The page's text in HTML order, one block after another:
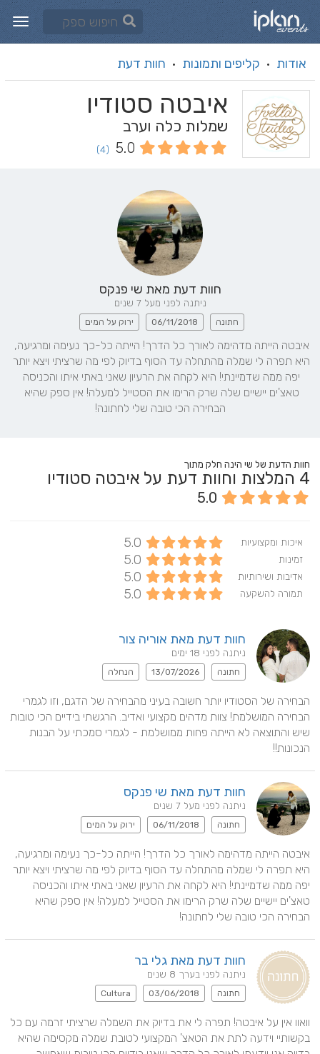
אודות · קליפים ותמונות · חוות דעת
איבטה סטודיו
שמלות כלה וערב
5.0
(4)
חוות דעת מאת שי פנקס
ניתנה לפני מעל 7 שנים
חתונה 06/11/2018 ירוק על המים
הבחירה הכי טובה שלי לחתונה!
חוות הדעת של שי הינה חלק מתוך
4 המלצות וחוות דעת על איבטה סטודיו
5.0
איכות ומקצועיות 5.0
זמינות 5.0
אדיבות ושירותיות 5.0
תמורה להשקעה 5.0
חוות דעת מאת אוריה צור
ניתנה לפני 18 ימים
חתונה 13/07/2026 הנחלה
הנכונות!!
חוות דעת מאת שי פנקס
ניתנה לפני מעל 7 שנים
חתונה 06/11/2018 ירוק על המים
הבחירה הכי טובה שלי לחתונה!
חוות דעת מאת גלי בר
ניתנה לפני בערך 8 שנים
חתונה 03/06/2018
Cultura